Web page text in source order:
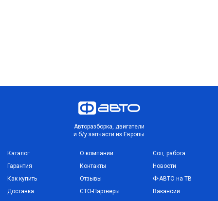
Авторазборка, двигатели
и б/у запчасти из Европы
Каталог
Гарантия
Как купить
Доставка
О компании
Контакты
Отзывы
СТО-Партнеры
Соц. работа
Новости
Ф-АВТО на ТВ
Вакансии